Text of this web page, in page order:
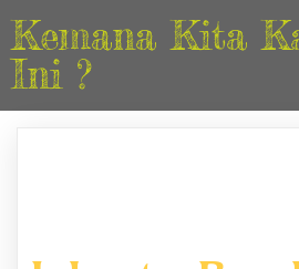
Kemana Kita
Ini ?